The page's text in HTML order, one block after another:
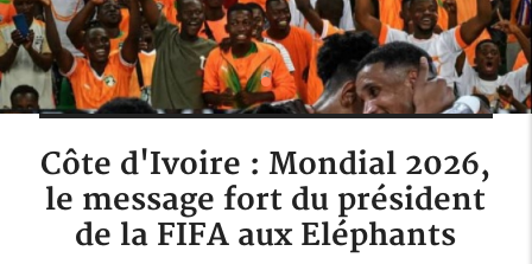
Côte d'Ivoire : Mondial 2026,
le message fort du président
de la FIFA aux Eléphants